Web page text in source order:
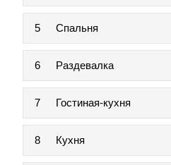
5 Спальня
6 Раздевалка
7 Гостиная-кухня
8 Кухня